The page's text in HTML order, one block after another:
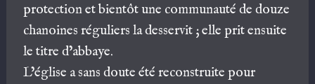
protection et bientôt une communauté de douze
chanoines réguliers la desservit ; elle prit ensuite
le titre d’abbaye.
L’église a sans doute été reconstruite pour